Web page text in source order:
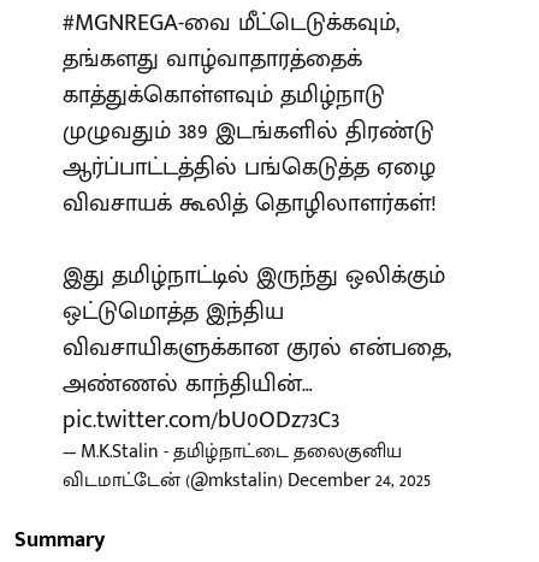
#MGNREGA-வை மீட்டெடுக்கவும்,
தங்களது வாழ்வாதாரத்தைக்
காத்துக்கொள்ளவும் தமிழ்நாடு
முழுவதும் 389 இடங்களில் திரண்டு
ஆர்ப்பாட்டத்தில் பங்கெடுத்த ஏழை
விவசாயக் கூலித் தொழிலாளர்கள்!
இது தமிழ்நாட்டில் இருந்து ஒலிக்கும்
ஒட்டுமொத்த இந்திய
விவசாயிகளுக்கான குரல் என்பதை,
அண்ணல் காந்தியின்…
pic.twitter.com/bU0ODz73C3
— M.K.Stalin - தமிழ்நாட்டை தலைகுனிய
விடமாட்டேன் (@mkstalin)December 24, 2025
Summary